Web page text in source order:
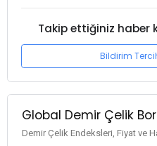
Takip ettiğiniz haber
Bildirim
Global Demir Çelik
Demir Çelik Endeksleri, Fiyat ve